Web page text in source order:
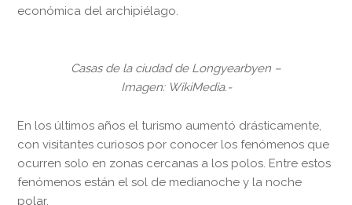
económica del archipiélago.
Casas de la ciudad de Longyearbyen –
Imagen: WikiMedia.-
En los últimos años el turismo aumentó drásticamente,
con visitantes curiosos por conocer los fenómenos que
ocurren solo en zonas cercanas a los polos. Entre estos
fenómenos están el sol de medianoche y la noche
polar.